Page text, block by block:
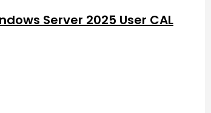
Server 2025 User CAL